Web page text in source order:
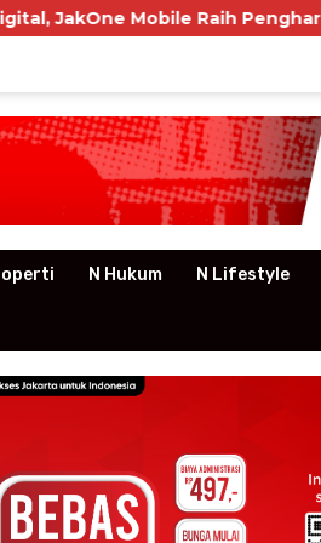
Raih Penghargaan Nasional
N Hukum N Lifestyle